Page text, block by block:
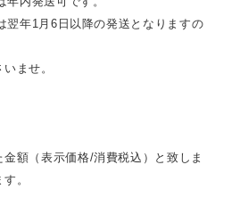
翌年1月6日以降の発送となりますの
ませ。
額（表示価格/消費税込）と致しま
。